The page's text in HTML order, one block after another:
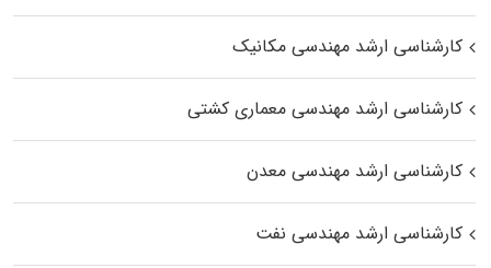
کارشناسی ارشد مهندسی مکانیک
کارشناسی ارشد مهندسی معماری کشتی
کارشناسی ارشد مهندسی معدن
کارشناسی ارشد مهندسی نفت